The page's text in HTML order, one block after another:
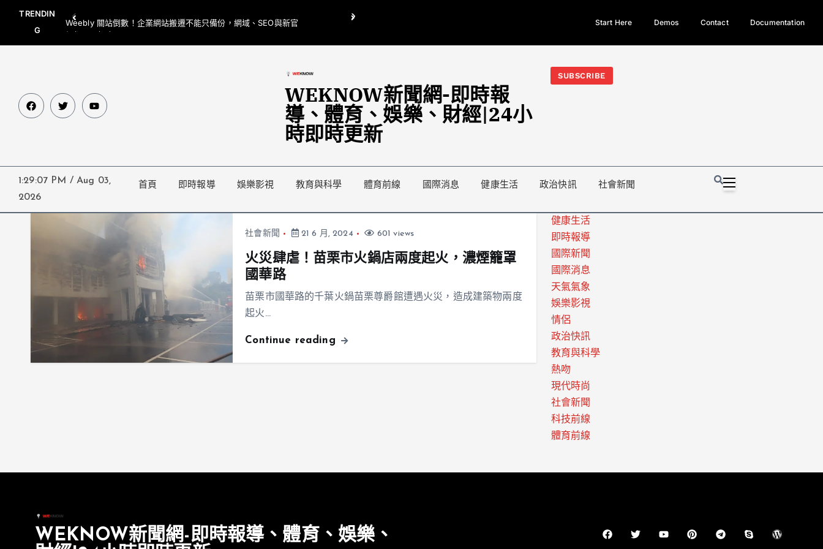
TRENDIN
G
Weebly 關站倒數！企業網站搬遷不能只備份，網域、SEO與新官
網都要一起處理
翁曉玲喊刪陸委會1295萬媒宣費惹議 梁文傑回「只能靠嘴巴」
今日熱門新聞TOP3｜西拉雅族正式成第17個原住民族、立院電競
光電場回
Start Here Demos Contact Documentation
WEKNOW新聞網-即時報
導、體育、娛樂、財經|24小
時即時更新
SUBSCRIBE
1:29:07 PM / Aug 03,
2026
首頁 即時報導 娛樂影視 教育與科學 體育前線 國際消息 健康生活 政治快訊 社會新聞
社會新聞 21 6 月, 2024 601 views
火災肆虐！苗栗市火鍋店兩度起火，濃煙籠罩
國華路
苗栗市國華路的千葉火鍋苗栗尊爵館遭遇火災，造成建築物兩度
起火…
Continue reading
健康生活
即時報導
國際新聞
國際消息
天氣氣象
娛樂影視
情侶
政治快訊
教育與科學
熱吻
現代時尚
社會新聞
科技前線
體育前線
WEKNOW新聞網-即時報導、體育、娛樂、